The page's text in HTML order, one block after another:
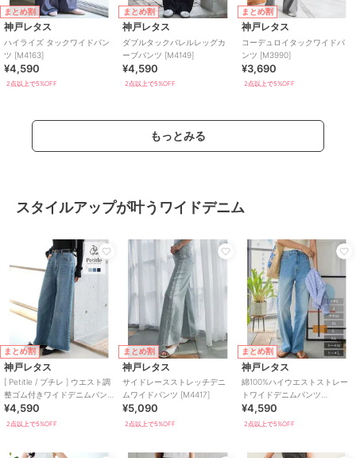
まとめ割
神戸レタス
ハイライズ タックワイドパン
ツ [M4163]
¥4,590
2点以上で5%OFF
まとめ割
神戸レタス
ダブルタックバレルレッグカ
ーブパンツ [M4149]
¥4,590
2点以上で5%OFF
まとめ割
神戸レタス
コーデュロイタックワイドパ
ンツ [M3990]
¥3,690
2点以上で5%OFF
もっとみる
スタイルアップが叶うワイドデニム
まとめ割
神戸レタス
[ Petitle / プチレ ] ウエスト調
整ゴム付きワイドデニムパン
ツ [M4239]
¥4,590
2点以上で5%OFF
まとめ割
神戸レタス
サイドレースストレッチデニ
ムワイドパンツ [M4417]
¥5,090
2点以上で5%OFF
まとめ割
神戸レタス
綿100%ハイウエストストレー
トワイドデニムパンツ
[M4060]
¥4,590
2点以上で5%OFF